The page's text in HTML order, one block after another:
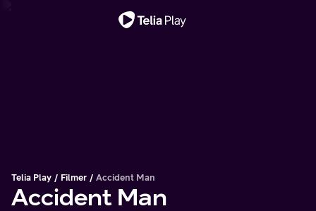
Telia Play Filmer Accident Man
Accident Man